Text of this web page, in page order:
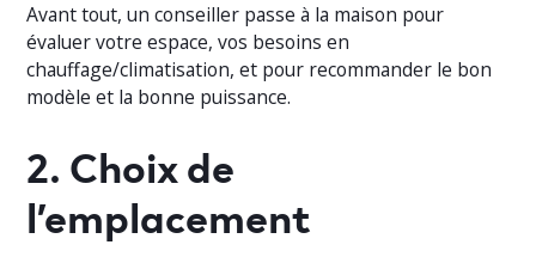
Avant tout, un conseiller passe à la maison pour
évaluer votre espace, vos besoins en
chauffage/climatisation, et pour recommander le bon
modèle et la bonne puissance.
2. Choix de
l’emplacement